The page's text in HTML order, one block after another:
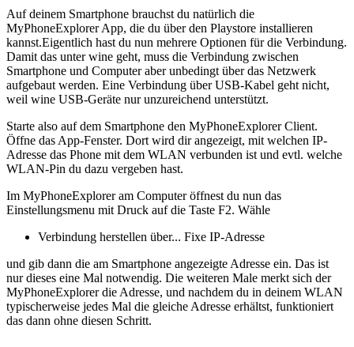
Auf deinem Smartphone brauchst du natürlich die
MyPhoneExplorer App, die du über den Playstore installieren
kannst.Eigentlich hast du nun mehrere Optionen für die Verbindung.
Damit das unter wine geht, muss die Verbindung zwischen
Smartphone und Computer aber unbedingt über das Netzwerk
aufgebaut werden. Eine Verbindung über USB-Kabel geht nicht,
weil wine USB-Geräte nur unzureichend unterstützt.
Starte also auf dem Smartphone den MyPhoneExplorer Client.
Öffne das App-Fenster. Dort wird dir angezeigt, mit welchen IP-
Adresse das Phone mit dem WLAN verbunden ist und evtl. welche
WLAN-Pin du dazu vergeben hast.
Im MyPhoneExplorer am Computer öffnest du nun das
Einstellungsmenu mit Druck auf die Taste F2. Wähle
Verbindung herstellen über... Fixe IP-Adresse
und gib dann die am Smartphone angezeigte Adresse ein. Das ist
nur dieses eine Mal notwendig. Die weiteren Male merkt sich der
MyPhoneExplorer die Adresse, und nachdem du in deinem WLAN
typischerweise jedes Mal die gleiche Adresse erhältst, funktioniert
das dann ohne diesen Schritt.